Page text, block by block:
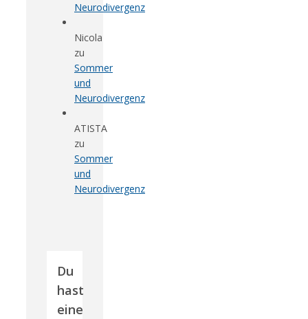
Neurodivergenz
Nicola
zu
Sommer
und
Neurodivergenz
ATISTA
zu
Sommer
und
Neurodivergenz
Du
hast
eine